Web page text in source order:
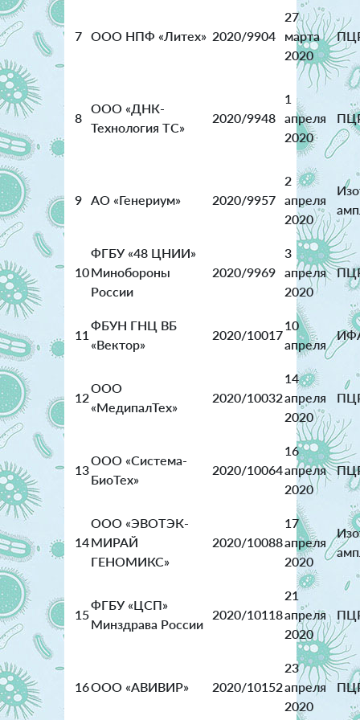
7 ООО НПФ «Литех» 2020/9904
27
марта
2020
8
ООО «ДНК-
Технология ТС»
2020/9948
1
апреля
2020
9 АО «Генериум» 2020/9957
2
апреля
2020
10
ФГБУ «48 ЦНИИ»
Минобороны
России
2020/9969
3
апреля
2020
11
ФБУН ГНЦ ВБ
«Вектор»
2020/10017
10
апреля
12
ООО
«МедипалТех»
2020/10032
14
апреля
2020
13
ООО «Система-
БиоТех»
2020/10064
16
апреля
2020
14
ООО «ЭВОТЭК-
МИРАЙ
ГЕНОМИКС»
2020/10088
17
апреля
2020
15
ФГБУ «ЦСП»
Минздрава России
2020/10118
21
апреля
2020
16ООО «АВИВИР» 2020/10152
23
апреля
2020